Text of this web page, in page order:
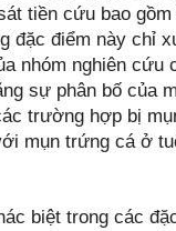
tiền cứu bao
đặc điểm này chỉ
nhóm nghiên cứu
sự phân bố của
trường hợp bị
mụn trứng cá ở
biệt trong các